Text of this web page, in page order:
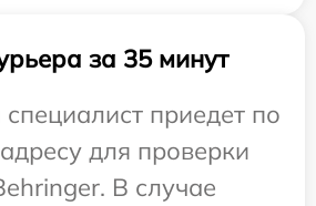
за 35 минут
приедет по
для проверки
В случае